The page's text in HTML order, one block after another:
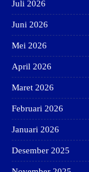
Juli 2026
Juni 2026
Mei 2026
April 2026
Maret 2026
Februari 2026
Januari 2026
Desember 2025